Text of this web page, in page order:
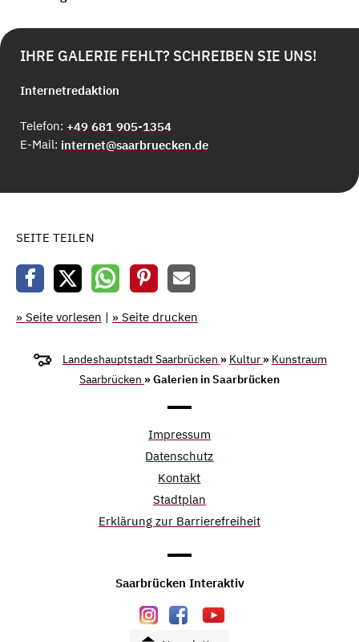
IHRE GALERIE FEHLT? SCHREIBEN SIE UNS!
Internetredaktion
Telefon: +49 681 905-1354
E-Mail: internet@saarbruecken.de
SEITE TEILEN
» Seite vorlesen | » Seite drucken
Landeshauptstadt Saarbrücken » Kultur » Kunstraum
Saarbrücken » Galerien in Saarbrücken
Impressum
Datenschutz
Kontakt
Stadtplan
Erklärung zur Barrierefreiheit
Saarbrücken Interaktiv